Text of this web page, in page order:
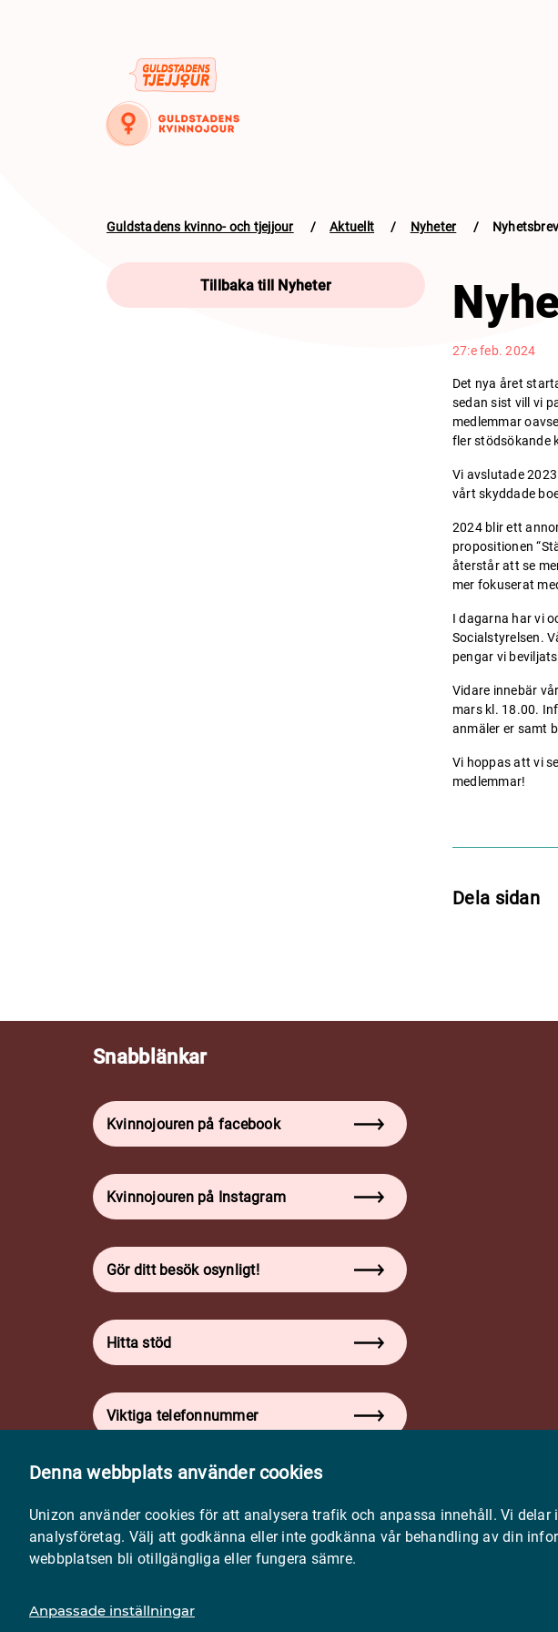
Denna webbplats använder cookies
Unizon använder cookies för att analysera trafik och anpassa innehåll. Vi
analysföretag. Välj att godkänna eller inte godkänna vår behandling av din
webbplatsen bli otillgängliga eller fungera sämre.
Anpassade inställningar
Guldstadens kvinno- och tjejjour / Aktuellt / Nyheter /
Tillbaka till Nyheter
27:e feb. 2024
Det nya året
sedan sist vill vi
medlemmar
fler stödsökande
Vi avslutade
vårt skyddade
2024 blir ett
propositionen
återstår att se
mer fokuserat
I dagarna har vi
Socialstyrelsen.
pengar vi
Vidare innebär
mars kl. 18.00.
anmäler er samt
Vi hoppas att vi
medlemmar!
Dela sidan
Snabblänkar
Kvinnojouren på facebook
Kvinnojouren på Instagram
Gör ditt besök osynligt!
Hitta stöd
Viktiga telefonnummer
Volontär - logga in